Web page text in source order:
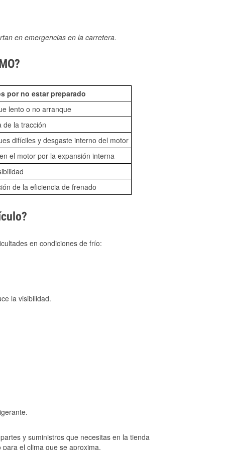
en emergencias en la carretera.
por no estar preparado
lento o no arranque
de la tracción
difíciles y desgaste interno del motor
el motor por la expansión interna
de la eficiencia de frenado
en condiciones de frío:
la visibilidad.
y suministros que necesitas en la tienda
el clima que se aproxima.